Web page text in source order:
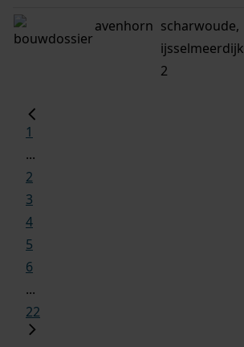
avenhorn scharwoude,
ijsselmeerdijk
2
1
...
2
3
4
5
6
...
22